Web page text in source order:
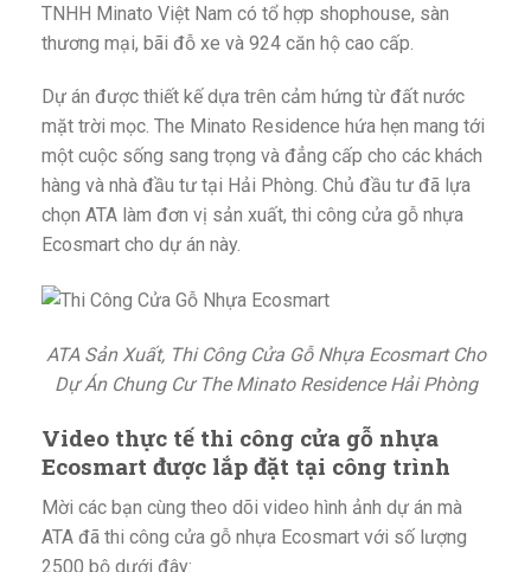
TNHH Minato Việt Nam có tổ hợp shophouse, sàn
thương mại, bãi đỗ xe và 924 căn hộ cao cấp.
Dự án được thiết kế dựa trên cảm hứng từ đất nước
mặt trời mọc. The Minato Residence hứa hẹn mang tới
một cuộc sống sang trọng và đẳng cấp cho các khách
hàng và nhà đầu tư tại Hải Phòng. Chủ đầu tư đã lựa
chọn ATA làm đơn vị sản xuất, thi công cửa gỗ nhựa
Ecosmart cho dự án này.
ATA Sản Xuất, Thi Công Cửa Gỗ Nhựa Ecosmart Cho
Dự Án Chung Cư The Minato Residence Hải Phòng
Video thực tế thi công cửa gỗ nhựa
Ecosmart được lắp đặt tại công trình
Mời các bạn cùng theo dõi video hình ảnh dự án mà
ATA đã thi công cửa gỗ nhựa Ecosmart với số lượng
2500 bộ dưới đây: